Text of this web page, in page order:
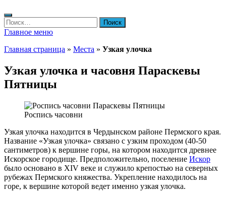
Найти:
Главное меню
Главная страница » Места » Узкая улочка
Узкая улочка и часовня Параскевы
Пятницы
Роспись часовни
Узкая улочка находится в Чердынском районе Пермского края.
Название «Узкая улочка» связано с узким проходом (40-50
сантиметров) к вершине горы, на котором находится древнее
Искорское городище. Предположительно, поселение Искор
было основано в XIV веке и служило крепостью на северных
рубежах Пермского княжества. Укрепление находилось на
горе, к вершине которой ведет именно узкая улочка.